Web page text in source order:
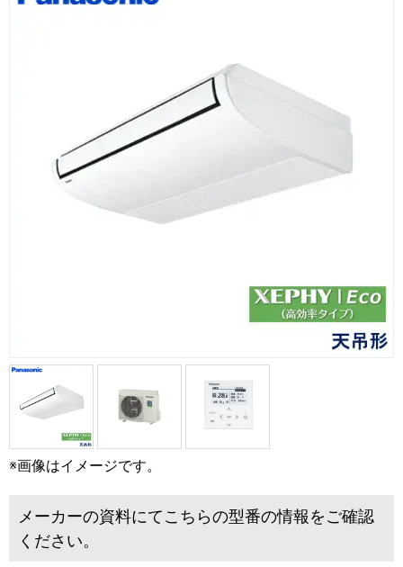
※画像はイメージです。
メーカーの資料にてこちらの型番の情報をご確認
ください。